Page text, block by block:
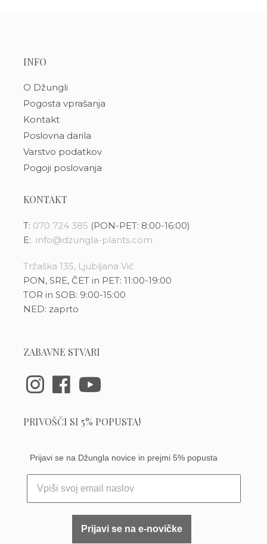
INFO
O Džungli
Pogosta vprašanja
Kontakt
Poslovna darila
Varstvo podatkov
Pogoji poslovanja
KONTAKT
T: 070 724 385 (PON-PET: 8:00-16:00)
E: info@dzungla-plants.com
Tržaška 135, Ljubljana Vič
PON, SRE, ČET in PET: 11:00-19:00
TOR in SOB: 9:00-15:00
NED: zaprto
ZABAVNE STVARI
PRIVOŠČI SI 5% POPUSTA!
Prijavi se na Džungla novice in prejmi 5% popusta
Prijavi se na e-novičke